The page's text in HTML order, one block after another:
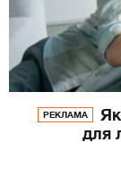
РЕКЛАМА
для